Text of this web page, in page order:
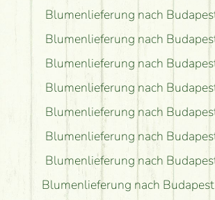
Blumenlieferung nach
Blumenlieferung nach
Blumenlieferung nach
Blumenlieferung nach
Blumenlieferung nach
Blumenlieferung nach
Blumenlieferung nach
Blumenlieferung nach